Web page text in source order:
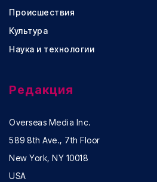
Происшествия
Культура
Наука и технологии
Редакция
Overseas Media Inc.
589 8th Ave., 7th Floor
New York, NY 10018
USA